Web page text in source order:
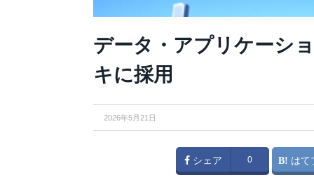
データ・アプリケーシ
キに採用
2026年5月21日
シェア 0 はて